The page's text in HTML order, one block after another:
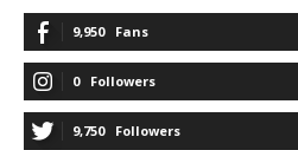
9,950 Fans
0 Followers
9,750 Followers